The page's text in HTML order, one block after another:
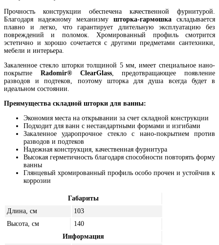
Прочность конструкции обеспечена качественной фурнитурой.
Благодаря надежному механизму шторка-гармошка складывается
плавно и легко, что гарантирует длительную эксплуатацию без
повреждений и поломок. Хромированный профиль смотрится
эстетично и хорошо сочетается с другими предметами сантехники,
мебели и интерьера.
Закаленное стекло шторки толщиной 5 мм, имеет специальное нано-
покрытие Radomir® ClearGlass, предотвращающее появление
разводов и подтеков, поэтому шторка для душа всегда будет в
идеальном состоянии.
Преимущества складной шторки для ванны:
Экономия места на открывании за счет складной конструкции
Подходит для ванн с нестандартными формами и изгибами
Закаленное ударопрочное стекло с нано-покрытием против
разводов и подтеков
Надежная конструкция, качественная фурнитура
Высокая герметичность благодаря способности повторять форму
ванны
Глянцевый хромированный профиль особо прочен и устойчив к
коррозии
Габариты
Длина, см
103
Высота, см
140
Информация